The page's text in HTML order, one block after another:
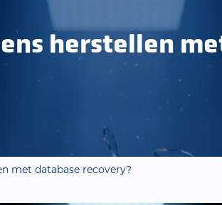
herstellen
met database recovery?